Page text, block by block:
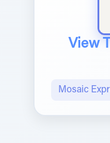
View
Mosaic